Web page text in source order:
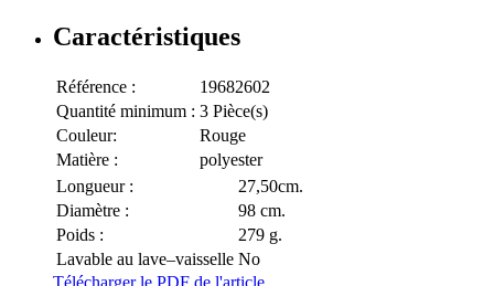
Caractéristiques
Référence :
19682602
Quantité minimum : 3 Pièce(s)
Couleur:
Rouge
Matière :
polyester
Longueur :
27,50cm.
Diamètre :
98 cm.
Poids :
279 g.
Lavable au lave–vaisselle No
Télécharger le PDF de l'article